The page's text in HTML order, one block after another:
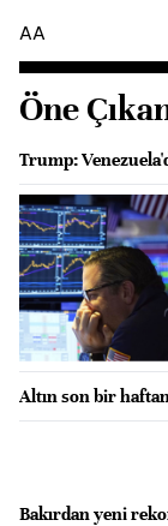
AA
Öne
Trump:
Altın son bir
Bakırdan yeni